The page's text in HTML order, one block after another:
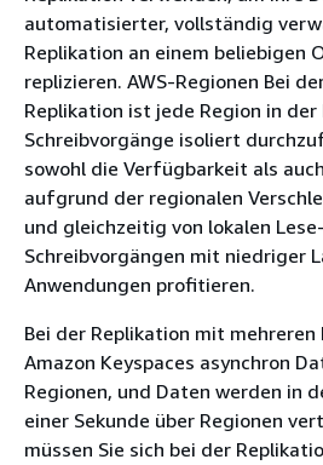
automatisierter, vollständig
Replikation an einem beliebigen
replizieren. AWS-Regionen Bei
Replikation ist jede Region in der
Schreibvorgänge isoliert
sowohl die Verfügbarkeit als
aufgrund der regionalen
und gleichzeitig von lokalen
Schreibvorgängen mit niedriger
Anwendungen profitieren.
Bei der Replikation mit
Amazon Keyspaces asynchron
Regionen, und Daten werden in
einer Sekunde über Regionen
müssen Sie sich bei der